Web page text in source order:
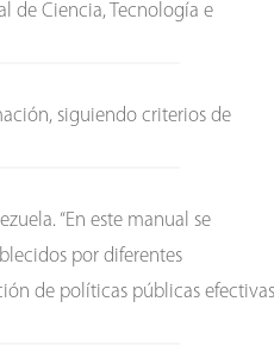
de Ciencia, Tecnología e
siguiendo criterios de
“En este manual se
por diferentes
de políticas públicas efectivas